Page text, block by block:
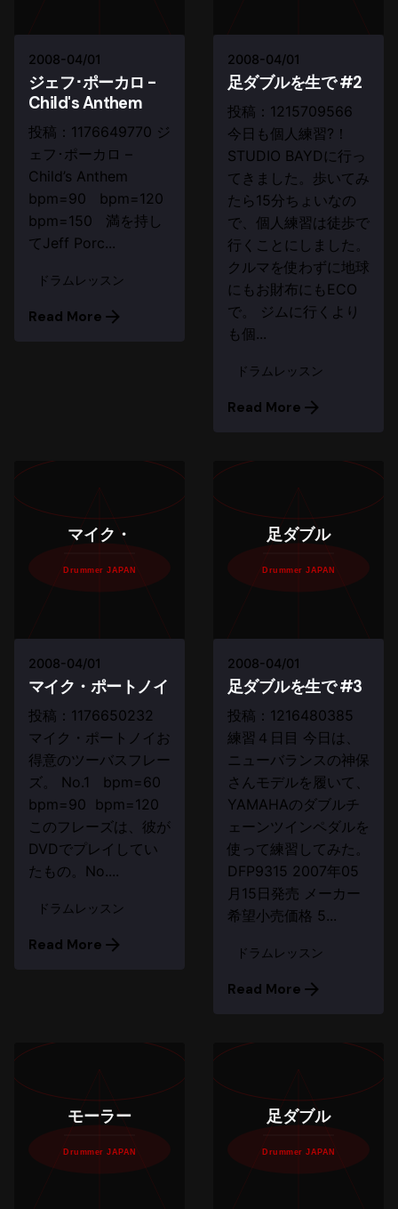
2008-04/01
ジェフ･ポーカロ -
Child's Anthem
投稿：1176649770 ジ
ェフ･ポーカロ –
Child’s Anthem
bpm=90 bpm=120
bpm=150 満を持し
てJeff Porc...
ドラムレッスン
Read More
2008-04/01
足ダブルを生で #2
投稿：1215709566
今日も個人練習?！
STUDIO BAYDに行っ
てきました。歩いてみ
たら15分ちょいなの
で、個人練習は徒歩で
行くことにしました。
クルマを使わずに地球
にもお財布にもECO
で。 ジムに行くより
も個...
ドラムレッスン
Read More
マイク・
Drummer JAPAN
2008-04/01
マイク・ポートノイ
投稿：1176650232
マイク・ポートノイお
得意のツーバスフレー
ズ。 No.1 bpm=60
bpm=90 bpm=120
このフレーズは、彼が
DVDでプレイしてい
たもの。No....
ドラムレッスン
Read More
足ダブル
Drummer JAPAN
2008-04/01
足ダブルを生で #3
投稿：1216480385
練習４日目 今日は、
ニューバランスの神保
さんモデルを履いて、
YAMAHAのダブルチ
ェーンツインペダルを
使って練習してみた。
DFP9315 2007年05
月15日発売 メーカー
希望小売価格 5...
ドラムレッスン
Read More
モーラー
Drummer JAPAN
足ダブル
Drummer JAPAN